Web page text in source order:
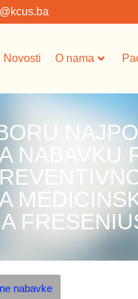
Novosti O nama
NABAVKU
nabavke